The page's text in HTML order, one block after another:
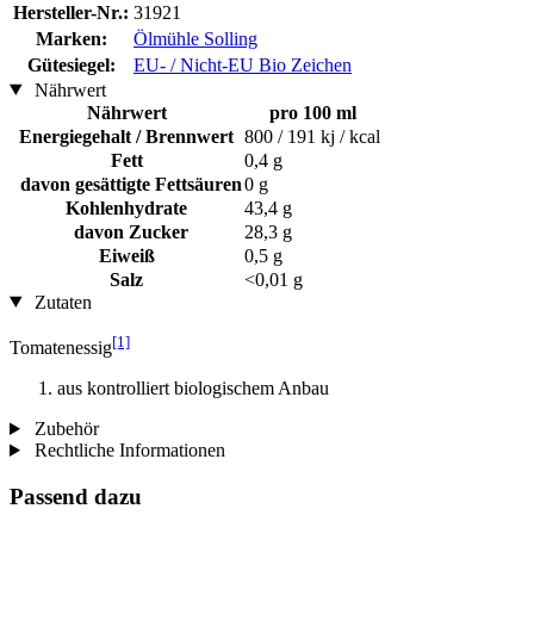
Hersteller-Nr.: 31921
Marken:
Ölmühle Solling
Gütesiegel:
EU- / Nicht-EU Bio Zeichen
Nährwert
Nährwert
pro 100 ml
Energiegehalt / Brennwert 800 / 191 kj / kcal
Fett
0,4 g
davon gesättigte Fettsäuren0 g
Kohlenhydrate
43,4 g
davon Zucker
28,3 g
Eiweiß
0,5 g
Salz
<0,01 g
Zutaten
Tomatenessig[1]
aus kontrolliert biologischem Anbau
Zubehör
Rechtliche Informationen
Passend dazu